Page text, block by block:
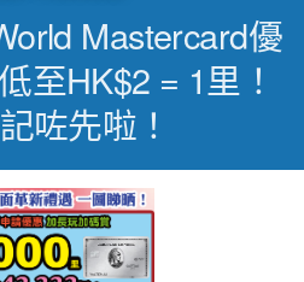
Mastercard優
至HK$2 = 1里！
咗先啦！